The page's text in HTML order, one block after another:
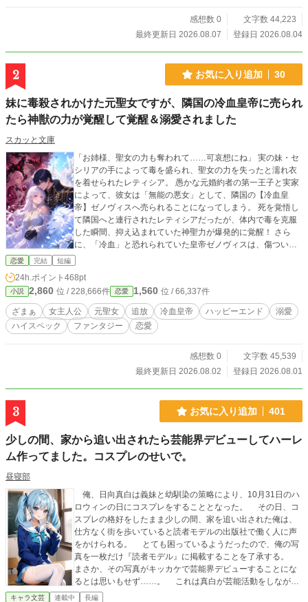
感想数 0
文字数 44,223
最終更新日 2026.08.07
登録日 2026.08.04
2 お気に入り追加 30
妹に毒殺されかけた元聖女ですが、隣国の冷血皇帝に売られ
たら神獣の力が覚醒して覚醒＆溺愛されました
スカッと文庫
「お姉様、聖女の力も奪われて……可哀想にね」 実の妹・セ
シリアの手によって毒を盛られ、聖女の力を失ったと濡れ衣
を着せられたレティシア。 愚かな元婚約者の第一王子と実家
によって、彼女は「無能の悪女」として、隣国の【冷血皇
帝】ゼノヴィスへ売られることになってしまう。 死を覚悟し
て隣国へと連行されたレティシアだったが、体内で毒を克服
した瞬間、抑え込まれていた神聖力が爆発的に覚醒！ さら
に、「冷血」と恐れられていた皇帝ゼノヴィスは、傷ついた
レティシアを見るなり―― 「――よくぞ無事で届いてくれ
と、彼は噂とは真逆の過保護で甘々な極度愛妻家だった！？
最強の神獣の力を手に入れ、隣国で過保護に甘やかされる至
福の日々を送るレティシア。 一方その頃。真の聖女であった
レティシアを失い、代わりに偽聖女の妹を担ぎ上げた母国
は、神聖力が途絶えたことで大量の魔獣に襲われ、崩壊寸前
を売ったのは、そちらでしょう？」 毒殺未遂からの大逆転！
覚醒聖女と過保護な冷血皇帝が贈る、爽快スカッと＆甘々溺
恋愛 完結 短編
24h.ポイント 468pt
小説 2,860 位 / 228,666件 恋愛 1,560 位 / 66,337件
ざまぁ 女主人公 元聖女 追放 冷血皇帝 ハッピーエンド
溺愛
ハイスペック
ファンタジー 恋愛
感想数 0
文字数 45,539
最終更新日 2026.08.02
登録日 2026.08.01
3 お気に入り追加 401
少しの間、家から追い出されたら芸能界デビューしてハーレ
ム作ってました。コスプレのせいで。
昼寝部
俺、日向真白は義妹と幼馴染の策略により、10月31日のハ
ロウィンの日にコスプレをすることとなった。 その日、コ
スプレの格好をしたまま少しの間、家を追い出された俺は、
仕方なく街を歩いていると読者モデルの出版社で働く人に声
をかけられる。 とても困っているようだったので、俺の写
真を一枚だけ『読者モデル』に掲載することを了承する。
まさか、その写真がキッカケで芸能界デビューすることにな
るとは思いもせず……。 これは真白が芸能活動をしなが
ら、義妹や幼馴染、アイドル、女優etcからモテモテとなり、
キャラ文芸 連載中 長編